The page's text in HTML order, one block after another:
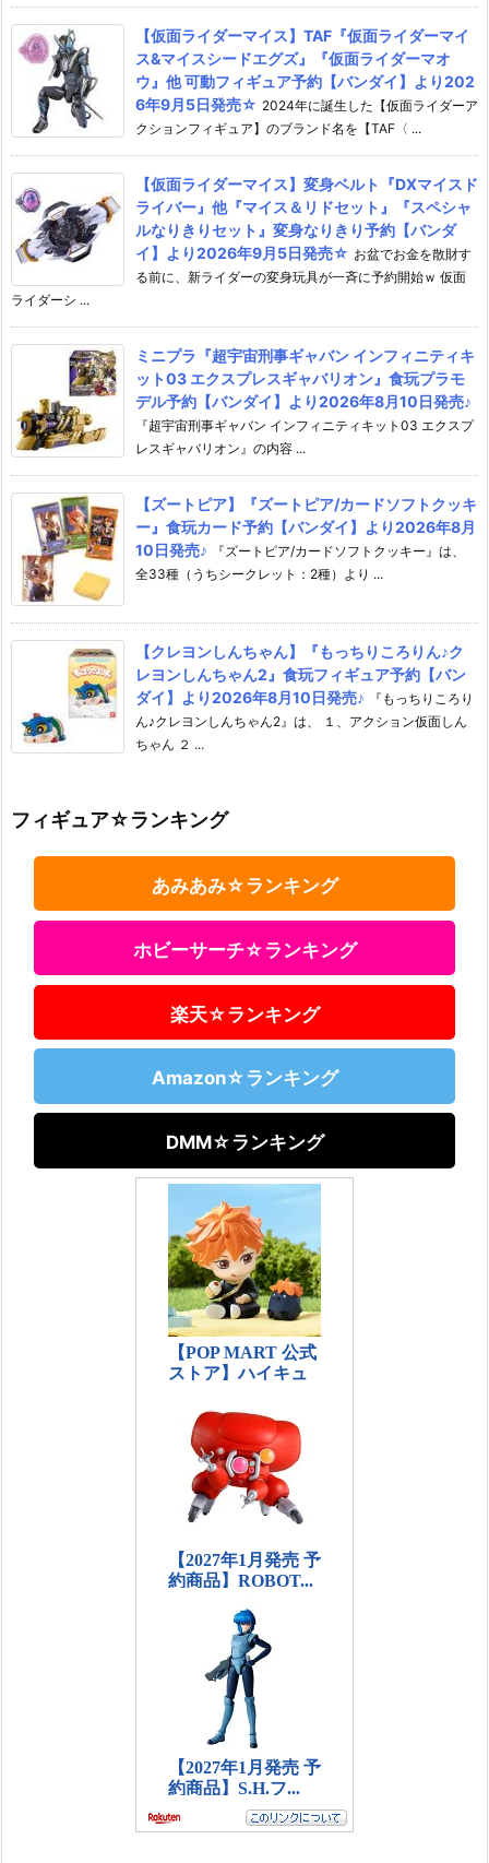
【仮面ライダーマイス】TAF『仮面ライダーマイ
ス&マイスシードエグズ』『仮面ライダーマオ
ウ』他 可動フィギュア予約【バンダイ】より202
6年9月5日発売☆ 2024年に誕生した【仮面ライダーア
クションフィギュア】のブランド名を【TAF〈 ...
【仮面ライダーマイス】変身ベルト『DXマイスド
ライバー』他『マイス＆リドセット』『スペシャ
ルなりきりセット』変身なりきり予約【バンダ
イ】より2026年9月5日発売☆ お盆でお金を散財す
る前に、新ライダーの変身玩具が一斉に予約開始ｗ 仮面
ライダーシ ...
ミニプラ『超宇宙刑事ギャバン インフィニティキ
ット03 エクスプレスギャバリオン』食玩プラモ
デル予約【バンダイ】より2026年8月10日発売♪
『超宇宙刑事ギャバン インフィニティキット03 エクスプ
レスギャバリオン』の内容 ...
【ズートピア】『ズートピア/カードソフトクッキ
ー』食玩カード予約【バンダイ】より2026年8月
10日発売♪
『ズートピア/カードソフトクッキー』は、
全33種（うちシークレット：2種）より ...
【クレヨンしんちゃん】『もっちりころりん♪ク
レヨンしんちゃん2』食玩フィギュア予約【バン
ダイ】より2026年8月10日発売♪
『もっちりころり
ん♪クレヨンしんちゃん2』は、 １、アクション仮面しん
ちゃん ２ ...
フィギュア☆ランキング
あみあみ☆ランキング
ホビーサーチ☆ランキング
楽天☆ランキング
Amazon☆ランキング
DMM☆ランキング